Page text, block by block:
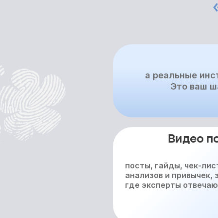
посты, гайды, чек-
анализов и привычек,
где эксперты
Видео
а реальные
Это ваш